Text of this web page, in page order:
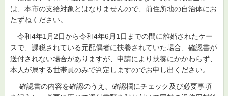
は、本市の支給対象とはなりませんので、前住所地の自治体にお
たずねください。
令和4年1月2日から令和4年6月1日までの間に離婚されたケー
スで、課税されている元配偶者に扶養されていた場合、確認書が
送付されない場合がありますが、申請により扶養にかかわらず、
本人が属する世帯員のみで判定しますのでお申し出ください。
確認書の内容を確認のうえ、確認欄にチェック及び必要事項